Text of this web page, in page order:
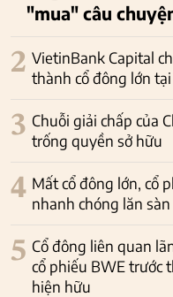
"mua" câu
2 VietinBank Capital
thành cổ đông lớn tại
3 Chuỗi giải chấp của
trống quyền sở hữu
4 Mất cổ đông lớn, cổ
nhanh chóng lăn sàn
5 Cổ đông liên quan
cổ phiếu BWE trước
hiện hữu